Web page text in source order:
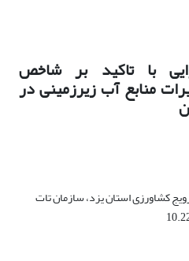
با تاکید بر شاخص
منابع آب زیرزمینی در
کشاورزی استان یزد، سازمان تات